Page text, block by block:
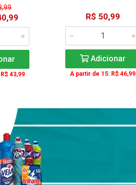
43,99
R$ 50,99
Adicionar
A partir de 15: R$ 46,99